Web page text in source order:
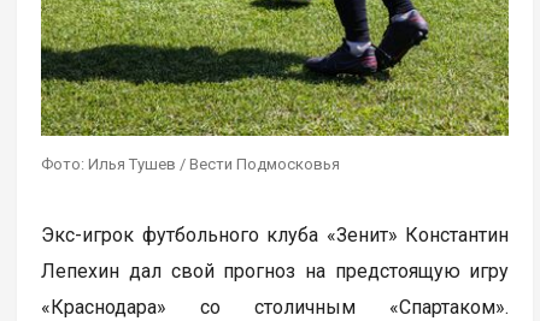
Фото: Илья Тушев / Вести Подмосковья
Экс-игрок футбольного клуба «Зенит» Константин
Лепехин дал свой прогноз на предстоящую игру
«Краснодара» со столичным «Спартаком».